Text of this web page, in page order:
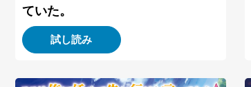
ていた。
試し読み